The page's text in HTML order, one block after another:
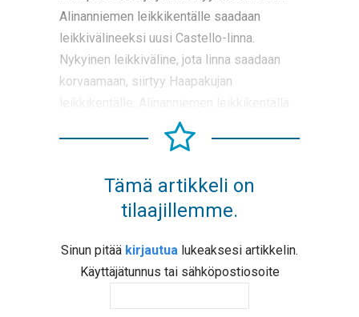
Alinanniemen leikkikentälle saadaan
leikkivälineeksi uusi Castello-linna.
Nykyinen leikkiväline, jota linna saadaan
korvaamaan, siirtyy Haapakujan
Tämä artikkeli on
tilaajillemme.
Sinun pitää kirjautua lukeaksesi artikkelin.
Käyttäjätunnus tai sähköpostiosoite